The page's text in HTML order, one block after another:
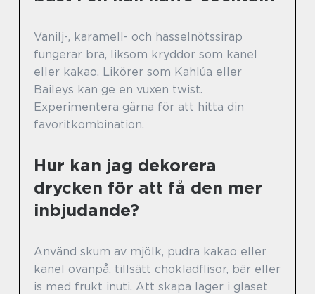
Vanilj-, karamell- och hasselnötssirap
fungerar bra, liksom kryddor som kanel
eller kakao. Likörer som Kahlúa eller
Baileys kan ge en vuxen twist.
Experimentera gärna för att hitta din
favoritkombination.
Hur kan jag dekorera
drycken för att få den mer
inbjudande?
Använd skum av mjölk, pudra kakao eller
kanel ovanpå, tillsätt chokladflisor, bär eller
is med frukt inuti. Att skapa lager i glaset